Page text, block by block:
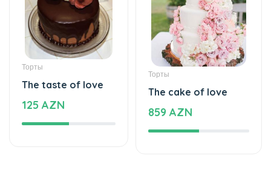
Торты
The taste of love
125 AZN
Торты
The cake of love
859 AZN